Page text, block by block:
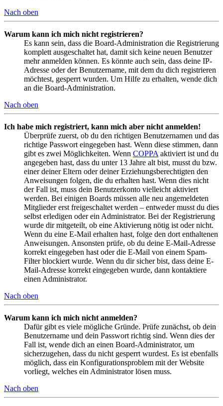
Nach oben
Warum kann ich mich nicht registrieren?
Es kann sein, dass die Board-Administration die Registrierung
komplett ausgeschaltet hat, damit sich keine neuen Benutzer
mehr anmelden können. Es könnte auch sein, dass deine IP-
Adresse oder der Benutzername, mit dem du dich registrieren
möchtest, gesperrt wurden. Um Hilfe zu erhalten, wende dich
an die Board-Administration.
Nach oben
Ich habe mich registriert, kann mich aber nicht anmelden!
Überprüfe zuerst, ob du den richtigen Benutzernamen und das
richtige Passwort eingegeben hast. Wenn diese stimmen, dann
gibt es zwei Möglichkeiten. Wenn COPPA aktiviert ist und du
angegeben hast, dass du unter 13 Jahre alt bist, musst du bzw.
einer deiner Eltern oder deiner Erziehungsberechtigten den
Anweisungen folgen, die du erhalten hast. Wenn dies nicht
der Fall ist, muss dein Benutzerkonto vielleicht aktiviert
werden. Bei einigen Boards müssen alle neu angemeldeten
Mitglieder erst freigeschaltet werden – entweder musst du dies
selbst erledigen oder ein Administrator. Bei der Registrierung
wurde dir mitgeteilt, ob eine Aktivierung nötig ist oder nicht.
Wenn du eine E-Mail erhalten hast, folge den dort enthaltenen
Anweisungen. Ansonsten prüfe, ob du deine E-Mail-Adresse
korrekt eingegeben hast oder die E-Mail von einem Spam-
Filter blockiert wurde. Wenn du dir sicher bist, dass deine E-
Mail-Adresse korrekt eingegeben wurde, dann kontaktiere
einen Administrator.
Nach oben
Warum kann ich mich nicht anmelden?
Dafür gibt es viele mögliche Gründe. Prüfe zunächst, ob dein
Benutzername und dein Passwort richtig sind. Wenn dies der
Fall ist, wende dich an einen Board-Administrator, um
sicherzugehen, dass du nicht gesperrt wurdest. Es ist ebenfalls
möglich, dass ein Konfigurationsproblem mit der Website
vorliegt, welches ein Administrator lösen muss.
Nach oben